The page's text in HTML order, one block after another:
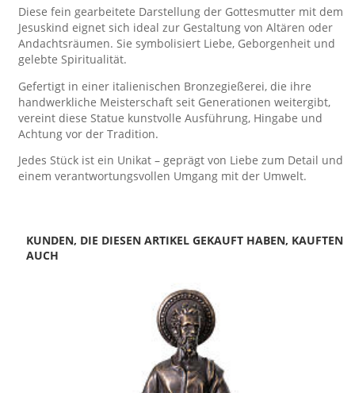
Diese fein gearbeitete Darstellung der Gottesmutter mit dem
Jesuskind eignet sich ideal zur Gestaltung von Altären oder
Andachtsräumen. Sie symbolisiert Liebe, Geborgenheit und
gelebte Spiritualität.
Gefertigt in einer italienischen Bronzegießerei, die ihre
handwerkliche Meisterschaft seit Generationen weitergibt,
vereint diese Statue kunstvolle Ausführung, Hingabe und
Achtung vor der Tradition.
Jedes Stück ist ein Unikat – geprägt von Liebe zum Detail und
einem verantwortungsvollen Umgang mit der Umwelt.
KUNDEN, DIE DIESEN ARTIKEL GEKAUFT HABEN, KAUFTEN
AUCH